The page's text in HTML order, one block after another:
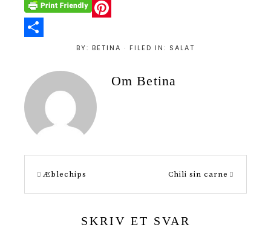
P
e
r
r
e
BY: BETINA · FILED IN: SALAT
OmBetina
Æblechips Chili sin carne
SKRIV ET SVAR